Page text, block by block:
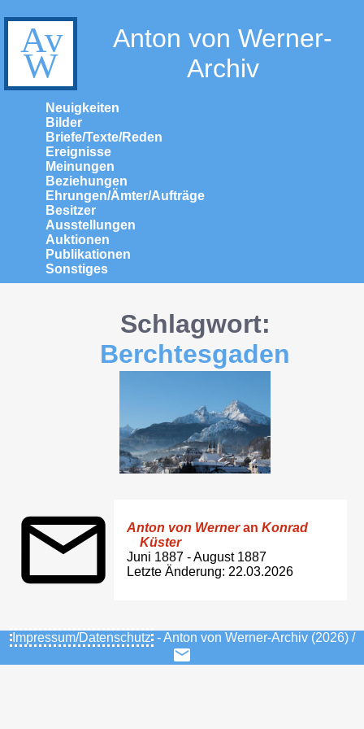
Anton von Werner-
Archiv
Neuigkeiten
Bilder
Briefe/Texte/Reden
Ereignisse
Meinungen
Beziehungen
Ehrungen/Ämter/Aufträge
Besitzer
Ausstellungen
Auktionen
Publikationen
Sonstiges
Schlagwort:
Berchtesgaden
Anton von Werneran Konrad
Küster
Juni 1887 - August 1887
Letzte Änderung: 22.03.2026
Impressum/Datenschutz - Anton von Werner-Archiv (2026) /